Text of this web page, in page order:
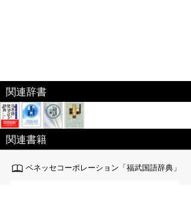
関連辞書
関連書籍
ベネッセコーポレーション「福武国語辞典」